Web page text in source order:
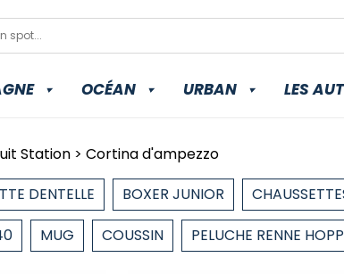
OCÉAN URBAN LES
Station > Cortina d'ampezzo
DENTELLE BOXER JUNIOR
MUG COUSSIN PELUCHE RENNE